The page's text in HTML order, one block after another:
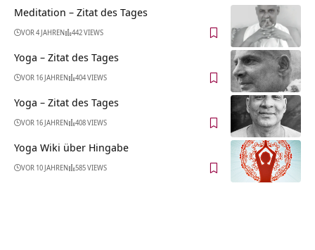
Meditation – Zitat des Tages
VOR 4 JAHREN 442 VIEWS
Yoga – Zitat des Tages
VOR 16 JAHREN 404 VIEWS
Yoga – Zitat des Tages
VOR 16 JAHREN 408 VIEWS
Yoga Wiki über Hingabe
VOR 10 JAHREN 585 VIEWS